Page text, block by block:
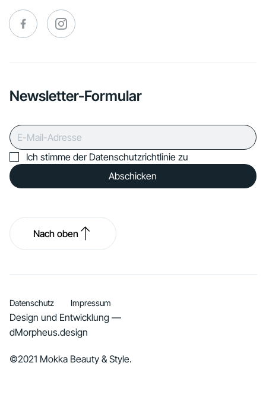
Newsletter-Formular
Ich stimme der Datenschutzrichtlinie zu
Abschicken
Nach oben
©2021 Mokka Beauty & Style.
Datenschutz Impressum
Design und Entwicklung —
dMorpheus.design